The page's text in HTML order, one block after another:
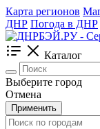
Карта регионов
ДНР Погода в ДНР
Каталог
Выберите город
Отмена
Применить